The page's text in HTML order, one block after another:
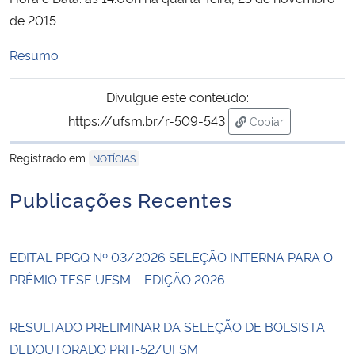
Secretaria de Governo
Gabinete de Segurança Institucional
Advocacia-Geral da União
Banco Central do Brasil
de 2015
Resumo
Divulgue este conteúdo:
https://ufsm.br/r-509-543
Copiar
para área de
Registrado em
NOTÍCIAS
Publicações Recentes
EDITAL PPGQ Nº 03/2026 SELEÇÃO INTERNA PARA O
PRÊMIO TESE UFSM – EDIÇÃO 2026
RESULTADO PRELIMINAR DA SELEÇÃO DE BOLSISTA
DEDOUTORADO PRH-52/UFSM